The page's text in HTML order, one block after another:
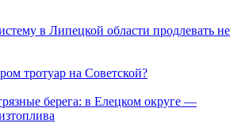
в Липецкой области продлевать не
тротуар на Советской?
берега: в Елецком округе —